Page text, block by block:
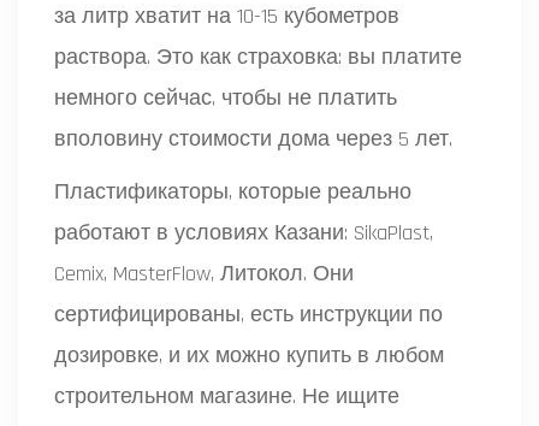
за литр хватит на 10-15 кубометров
раствора. Это как страховка: вы платите
немного сейчас, чтобы не платить
вполовину стоимости дома через 5 лет.
Пластификаторы, которые реально
работают в условиях Казани: SikaPlast,
Cemix, MasterFlow, Литокол. Они
сертифицированы, есть инструкции по
дозировке, и их можно купить в любом
строительном магазине. Не ищите